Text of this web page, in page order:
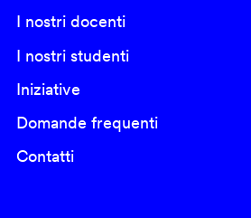
I nostri docenti
I nostri studenti
Iniziative
Domande frequenti
Contatti